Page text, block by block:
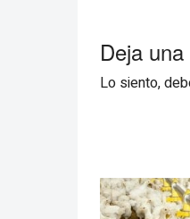
Deja
Lo siento,